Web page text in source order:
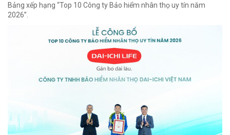
Bảng xếp hạng “Top 10 Công ty Bảo hiểm nhân thọ uy tín năm
2026”.